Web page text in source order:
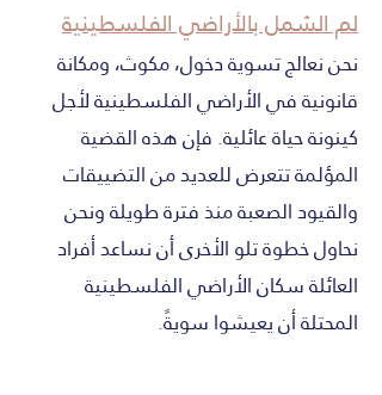
لم الشمل بالأراضي الفلسطينية
نحن نعالج تسوية دخول، مكوث، ومكانة
قانونية في الأراضي الفلسطينية لأجل
كينونة حياة عائلية. فإن هذه القضية
المؤلمة تتعرض للعديد من التضييقات
والقيود الصعبة منذ فترة طويلة ونحن
نحاول خطوة تلو الأخرى أن نساعد أفراد
العائلة سكان الأراضي الفلسطينية
المحتلة أن يعيشوا سويةً.